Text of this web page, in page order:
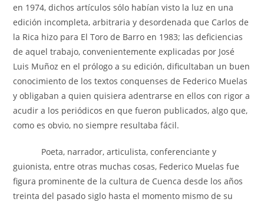
en 1974, dichos artículos sólo habían visto la luz en una
edición incompleta, arbitraria y desordenada que Carlos de
la Rica hizo para El Toro de Barro en 1983; las deficiencias
de aquel trabajo, convenientemente explicadas por José
Luis Muñoz en el prólogo a su edición, dificultaban un buen
conocimiento de los textos conquenses de Federico Muelas
y obligaban a quien quisiera adentrarse en ellos con rigor a
acudir a los periódicos en que fueron publicados, algo que,
como es obvio, no siempre resultaba fácil.
Poeta, narrador, articulista, conferenciante y
guionista, entre otras muchas cosas, Federico Muelas fue
figura prominente de la cultura de Cuenca desde los años
treinta del pasado siglo hasta el momento mismo de su